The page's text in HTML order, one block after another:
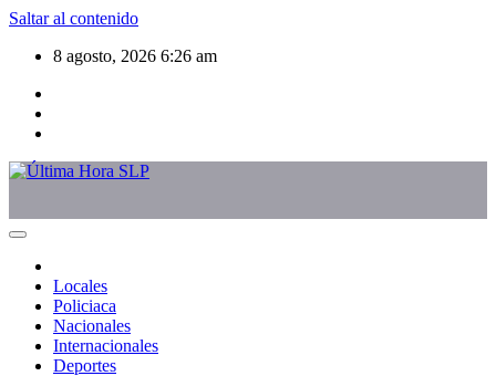
Saltar al contenido
8 agosto, 2026 6:26 am
Locales
Policiaca
Nacionales
Internacionales
Deportes